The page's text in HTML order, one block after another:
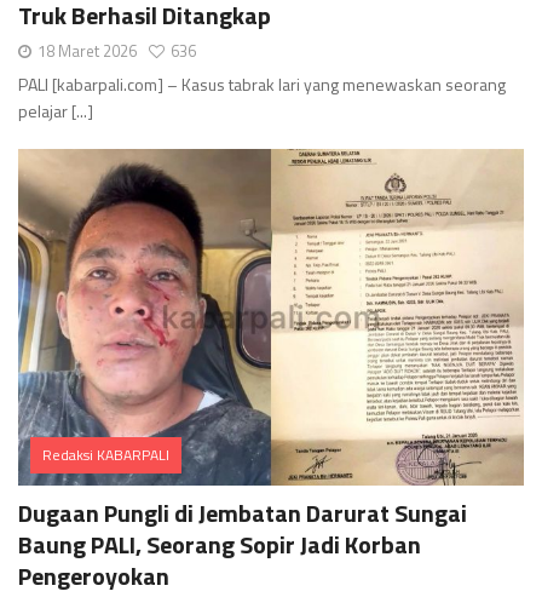
Truk Berhasil Ditangkap
18 Maret 2026 636
PALI [kabarpali.com] – Kasus tabrak lari yang menewaskan seorang
pelajar [...]
Redaksi KABARPALI
Comments
Dugaan Pungli di Jembatan Darurat Sungai
Baung PALI, Seorang Sopir Jadi Korban
Pengeroyokan